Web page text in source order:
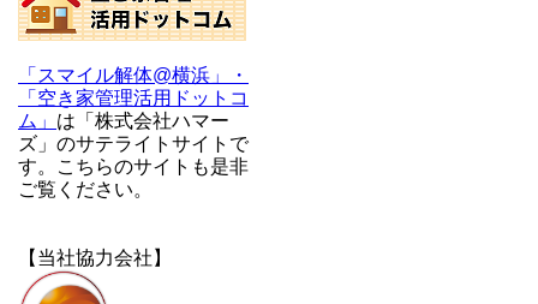
「スマイル解体@横浜」・
「空き家管理活用ドットコ
ム」 は「株式会社ハマー
ズ」のサテライトサイトで
す。こちらのサイトも是非
ご覧ください。
【当社協力会社】